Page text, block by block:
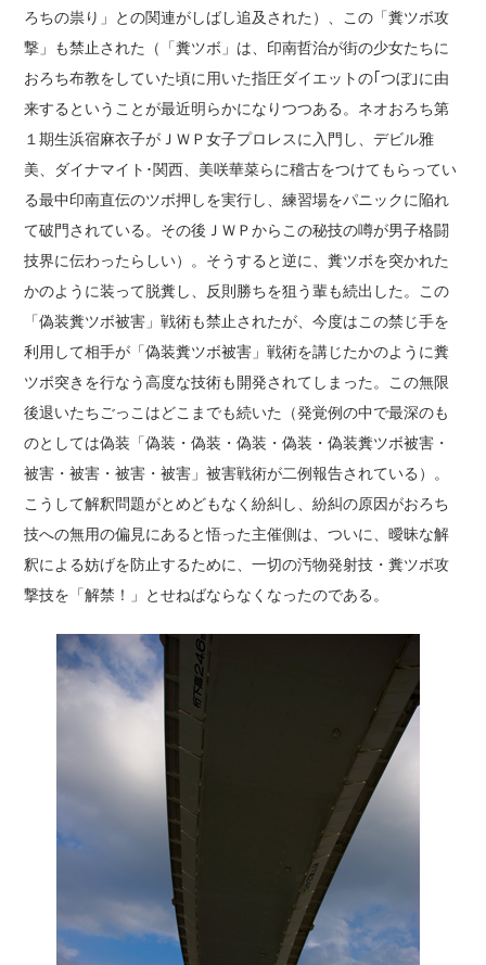
ろちの祟り」との関連がしばし追及された）、この「糞ツボ攻
撃」も禁止された（「糞ツボ」は、印南哲治が街の少女たちに
おろち布教をしていた頃に用いた指圧ダイエットの｢つぼ｣に由
来するということが最近明らかになりつつある。ネオおろち第
１期生浜宿麻衣子がＪＷＰ女子プロレスに入門し、デビル雅
美、ダイナマイト･関西、美咲華菜らに稽古をつけてもらってい
る最中印南直伝のツボ押しを実行し、練習場をパニックに陥れ
て破門されている。その後ＪＷＰからこの秘技の噂が男子格闘
技界に伝わったらしい）。そうすると逆に、糞ツボを突かれた
かのように装って脱糞し、反則勝ちを狙う輩も続出した。この
「偽装糞ツボ被害」戦術も禁止されたが、今度はこの禁じ手を
利用して相手が「偽装糞ツボ被害」戦術を講じたかのように糞
ツボ突きを行なう高度な技術も開発されてしまった。この無限
後退いたちごっこはどこまでも続いた（発覚例の中で最深のも
のとしては偽装「偽装・偽装・偽装・偽装・偽装糞ツボ被害・
被害・被害・被害・被害」被害戦術が二例報告されている）。
こうして解釈問題がとめどもなく紛糾し、紛糾の原因がおろち
技への無用の偏見にあると悟った主催側は、ついに、曖昧な解
釈による妨げを防止するために、一切の汚物発射技・糞ツボ攻
撃技を「解禁！」とせねばならなくなったのである。